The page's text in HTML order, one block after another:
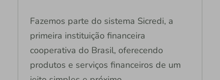
Fazemos parte do sistema Sicredi, a
primeira instituição financeira
cooperativa do Brasil, oferecendo
produtos e serviços financeiros de um